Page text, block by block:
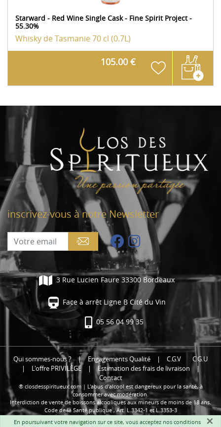
Starward - Red Wine Single Cask - Fine Spirit Project -
55.30%
Whisky de Tasmanie70 cl (0.7L)
105.00 €
inscrivez-vous à notre Newsletter
3 Rue Lucien Faure 33300 Bordeaux
Face à arrêt Ligne B Cité du Vin
05 56 04 99 35
Qui sommes-nous ? | Engagements Qualité | C.G.V
C.G.U
|
L'offre PRIVILÈGE | Estimation des frais de livraison
|
Contact
® closdesspiritueux.com | L'abus d'alcool est dangereux pour la santé, à
consommer avec modération.
Interdiction de vente de boissons alcooliques aux mineurs de moins de 18 ans.
Code de la Santé publique , Art. L.3342-1 et L.3353-3
×
En poursuivant votre navigation sur ce site, vous acceptez nos conditions